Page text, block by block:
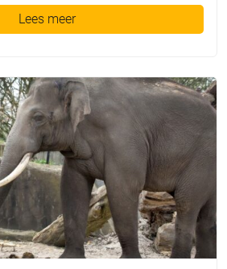
Lees meer